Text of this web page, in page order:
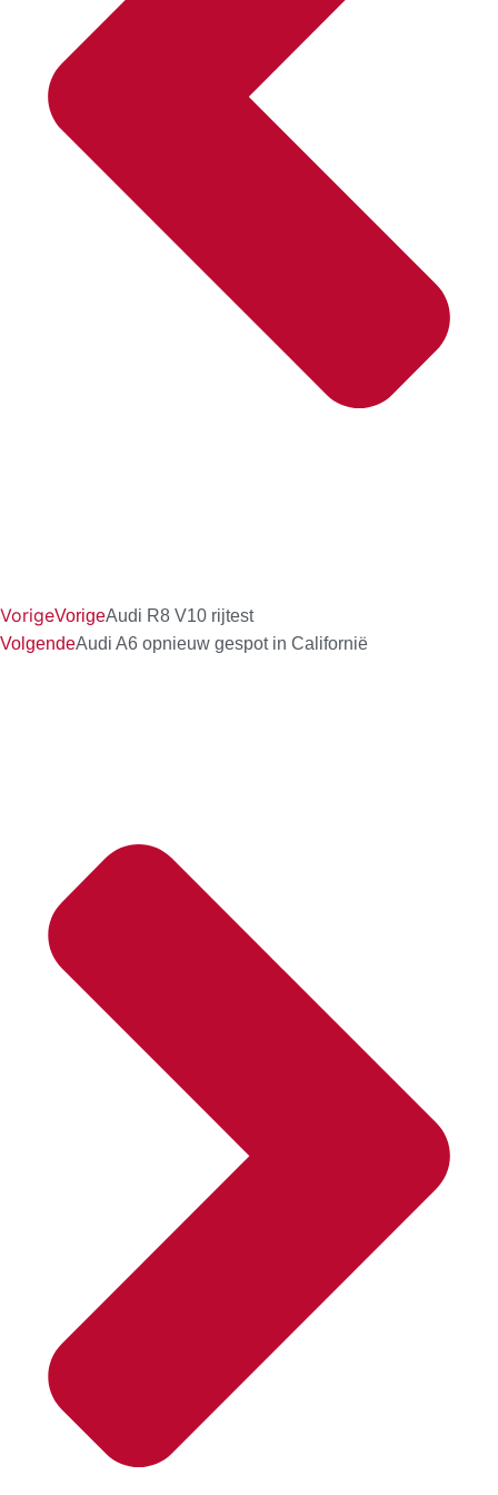
VorigeVorigeAudi R8 V10 rijtest
VolgendeAudi A6 opnieuw gespot in Californië